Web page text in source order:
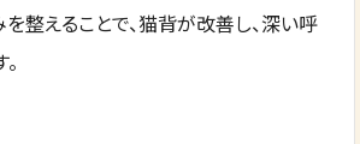
整えることで、猫背が改善し、深い呼